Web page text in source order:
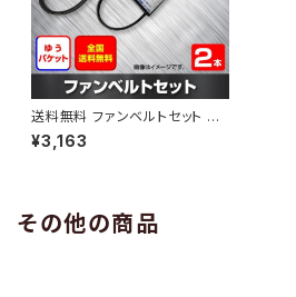
送料無料 ファンベルトセット ト
ヨタ サクシード 型式NCP58G
H24.03～ （国内トップメーカ
¥3,163
その他の商品